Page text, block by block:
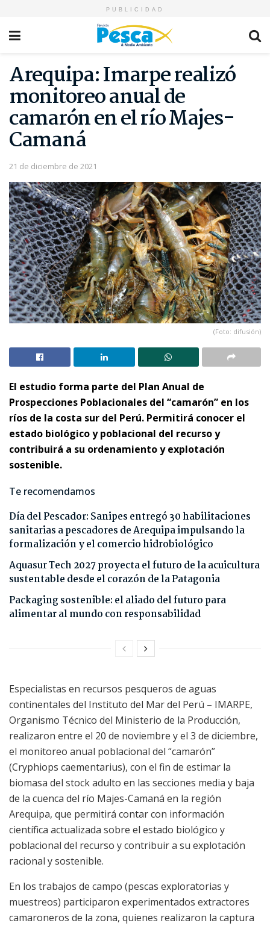
PUBLICIDAD
Arequipa: Imarpe realizó
monitoreo anual de
camarón en el río Majes-
Camaná
21 de diciembre de 2021
(Foto: difusión)
El estudio forma parte del Plan Anual de
Prospecciones Poblacionales del “camarón” en los
ríos de la costa sur del Perú. Permitirá conocer el
estado biológico y poblacional del recurso y
contribuirá a su ordenamiento y explotación
sostenible.
Te recomendamos
Día del Pescador: Sanipes entregó 30 habilitaciones
sanitarias a pescadores de Arequipa impulsando la
formalización y el comercio hidrobiológico
Aquasur Tech 2027 proyecta el futuro de la acuicultura
sustentable desde el corazón de la Patagonia
Packaging sostenible: el aliado del futuro para
alimentar al mundo con responsabilidad
Especialistas en recursos pesqueros de aguas
continentales del Instituto del Mar del Perú – IMARPE,
Organismo Técnico del Ministerio de la Producción,
realizaron entre el 20 de noviembre y el 3 de diciembre,
el monitoreo anual poblacional del “camarón”
(Cryphiops caementarius), con el fin de estimar la
biomasa del stock adulto en las secciones media y baja
de la cuenca del río Majes-Camaná en la región
Arequipa, que permitirá contar con información
científica actualizada sobre el estado biológico y
poblacional del recurso y contribuir a su explotación
racional y sostenible.
En los trabajos de campo (pescas exploratorias y
muestreos) participaron experimentados extractores
camaroneros de la zona, quienes realizaron la captura